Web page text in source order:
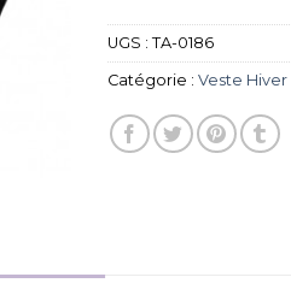
UGS :TA-0186
Catégorie :Veste